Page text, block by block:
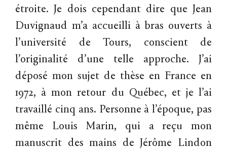
étroite. Je dois cependant dire que Jean
Duvignaud m’a accueilli à bras ouverts à
l’université de Tours, conscient de
l’originalité d’une telle approche. J’ai
déposé mon sujet de thèse en France en
1972, à mon retour du Québec, et je l’ai
travaillé cinq ans. Personne à l’époque, pas
même Louis Marin, qui a reçu mon
manuscrit des mains de Jérôme Lindon